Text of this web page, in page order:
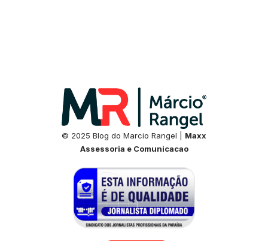
© 2025 Blog do Marcio Rangel | Maxx
Assessoria e Comunicacao